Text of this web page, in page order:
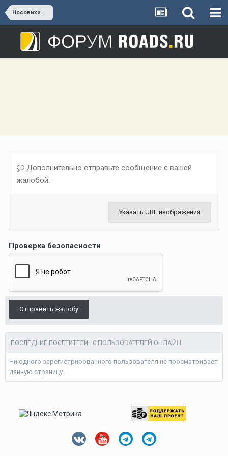
Носовихинское шоссе
Дополнительно отправьте сообщение с вашей
жалобой.
Указать URL изображения
Проверка безопасности
Отправить жалобу
ПОСЛЕДНИЕ ПОСЕТИТЕЛИ 0 ПОЛЬЗОВАТЕЛЕЙ ОНЛАЙН
Ни одного зарегистрированного пользователя не просматривает
данную страницу